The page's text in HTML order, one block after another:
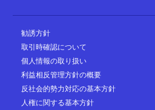
勧誘方針
取引時確認について
個人情報の取り扱い
利益相反管理方針の概要
反社会的勢力対応の基本方針
人権に関する基本方針